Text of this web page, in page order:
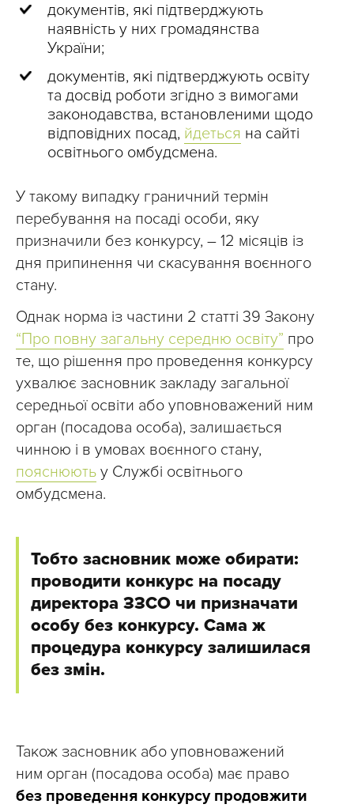
документів, які підтверджують
наявність у них громадянства
України;
документів, які підтверджують освіту
та досвід роботи згідно з вимогами
законодавства, встановленими щодо
відповідних посад, йдеться на сайті
освітнього омбудсмена.
У такому випадку граничний термін
перебування на посаді особи, яку
призначили без конкурсу, – 12 місяців із
дня припинення чи скасування воєнного
стану.
Однак норма із частини 2 статті 39 Закону
“Про повну загальну середню освіту” про
те, що рішення про проведення конкурсу
ухвалює засновник закладу загальної
середньої освіти або уповноважений ним
орган (посадова особа), залишається
чинною і в умовах воєнного стану,
пояснюють у Службі освітнього
омбудсмена.
Тобто засновник може обирати:
проводити конкурс на посаду
директора ЗЗСО чи призначати
особу без конкурсу. Сама ж
процедура конкурсу залишилася
без змін.
Також засновник або уповноважений
ним орган (посадова особа) має право
без проведення конкурсу продовжити